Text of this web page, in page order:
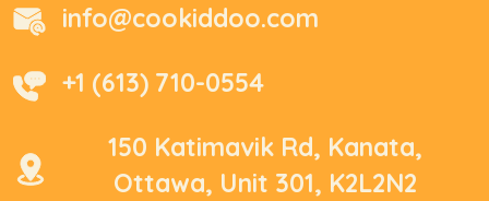
info@cookiddoo.com
+1 (613) 710-0554
150 Katimavik Rd, Kanata,
Ottawa, Unit 301, K2L2N2